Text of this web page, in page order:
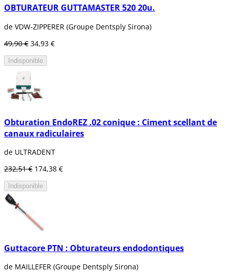
OBTURATEUR GUTTAMASTER 520 20u.
de VDW-ZIPPERER (Groupe Dentsply Sirona)
49,90 € 34,93 €
Indisponible
Obturation EndoREZ .02 conique : Ciment scellant de
canaux radiculaires
de ULTRADENT
232,51 € 174,38 €
Indisponible
Guttacore PTN : Obturateurs endodontiques
de MAILLEFER (Groupe Dentsply Sirona)